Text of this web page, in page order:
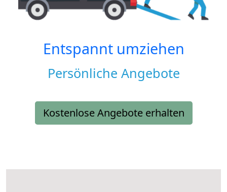
Entspannt umziehen
Persönliche Angebote
Kostenlose Angebote erhalten